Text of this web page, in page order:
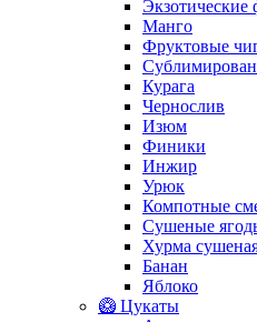
Экзотические
Манго
Фруктовые
Курага
Чернослив
Изюм
Финики
Инжир
Урюк
Компотные
Сушеные
Хурма
Банан
Яблоко
🥝 Цукаты